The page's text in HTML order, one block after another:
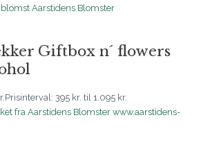
Giftbox n´ flowers
Prisinterval: 395 kr. til 1.095 kr.